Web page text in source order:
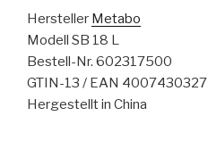
Hersteller Metabo
Modell SB 18 L
Bestell-Nr. 602317500
GTIN-13 / EAN
Hergestellt in China